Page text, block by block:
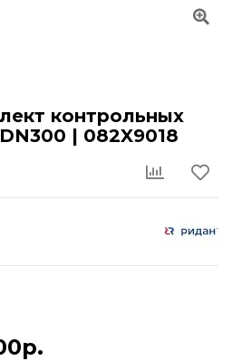
контрольных
| 082X9018